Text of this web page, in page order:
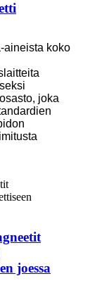
aineista koko
joka
joessa